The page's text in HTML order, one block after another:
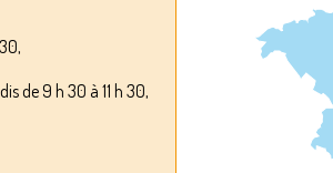
de 9 h 30 à 11 h 30,